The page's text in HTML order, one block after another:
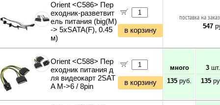
Orient <C586> Пер
еходник-разветвит
ель питания (big(M)
-> 5xSATA(F), 0.45
м)
в корзину
поставка на
547
Orient <C588> Пер
еходник питания д
ля видеокарт 2SAT
A M->6 / 8pin
в корзину
много
135 руб.
3шт.
135